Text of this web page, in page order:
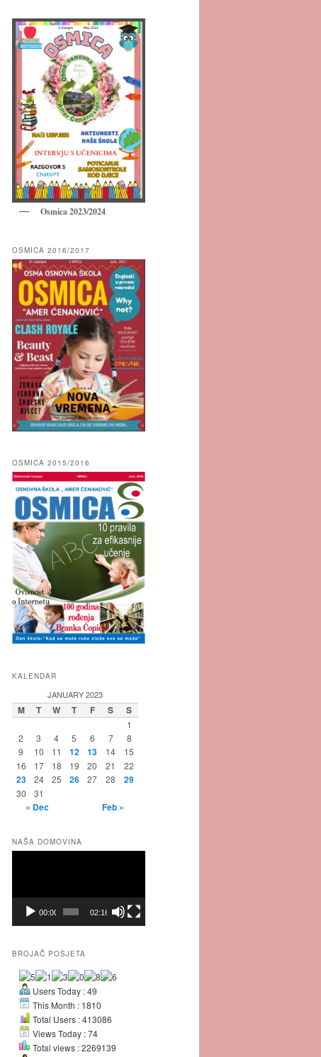
Osmica 2023/2024
OSMICA 2016/2017
OSMICA 2015/2016
KALENDAR
JANUARY 2023
M T W T F S S
1
2
3 4 5 6 7
8
9
10 11 12 13 14
15
16
17 18 19 20 21 22
23 24 25 26 27 28 29
30 31
« Dec Feb »
NAŠA DOMOVINA
00:00 02:16
BROJAČ POSJETA
Users Today : 49
This Month : 1810
Total Users : 413086
Views Today : 74
Total views : 2269139